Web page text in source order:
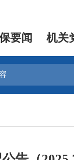
要闻 机关